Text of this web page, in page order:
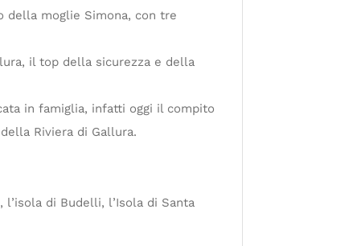
della moglie Simona, con tre
il top della sicurezza e della
in famiglia, infatti oggi il compito
Riviera di Gallura.
l’isola di Budelli, l’Isola di Santa